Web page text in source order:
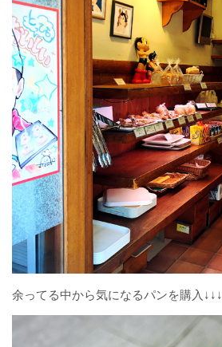
余ってる中から気になるパンを購入↓↓↓